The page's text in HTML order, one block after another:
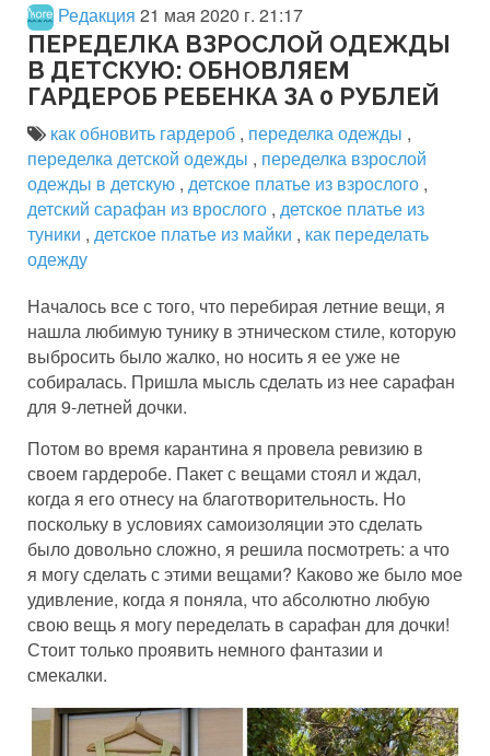
Редакция 21 мая 2020 г. 21:17
ПЕРЕДЕЛКА ВЗРОСЛОЙ ОДЕЖДЫ
В ДЕТСКУЮ: ОБНОВЛЯЕМ
ГАРДЕРОБ РЕБЕНКА ЗА 0 РУБЛЕЙ
как обновить гардероб , переделка одежды ,
переделка детской одежды , переделка взрослой
одежды в детскую , детское платье из взрослого ,
детский сарафан из врослого , детское платье из
туники , детское платье из майки , как переделать
одежду
Началось все с того, что перебирая летние вещи, я
нашла любимую тунику в этническом стиле, которую
выбросить было жалко, но носить я ее уже не
собиралась. Пришла мысль сделать из нее сарафан
для 9-летней дочки.
Потом во время карантина я провела ревизию в
своем гардеробе. Пакет с вещами стоял и ждал,
когда я его отнесу на благотворительность. Но
поскольку в условиях самоизоляции это сделать
было довольно сложно, я решила посмотреть: а что
я могу сделать с этими вещами? Каково же было мое
удивление, когда я поняла, что абсолютно любую
свою вещь я могу переделать в сарафан для дочки!
Стоит только проявить немного фантазии и
смекалки.